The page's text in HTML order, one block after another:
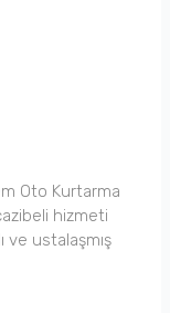
Oto Kurtarma
hizmeti
ve ustalaşmış